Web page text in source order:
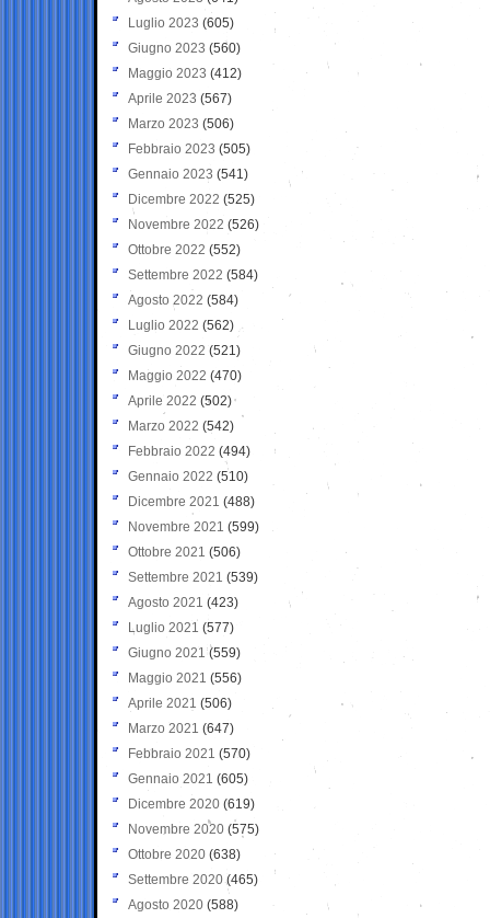
Luglio 2023 (605)
Giugno 2023 (560)
Maggio 2023 (412)
Aprile 2023 (567)
Marzo 2023 (506)
Febbraio 2023 (505)
Gennaio 2023 (541)
Dicembre 2022 (525)
Novembre 2022 (526)
Ottobre 2022 (552)
Settembre 2022 (584)
Agosto 2022 (584)
Luglio 2022 (562)
Giugno 2022 (521)
Maggio 2022 (470)
Aprile 2022 (502)
Marzo 2022 (542)
Febbraio 2022 (494)
Gennaio 2022 (510)
Dicembre 2021 (488)
Novembre 2021 (599)
Ottobre 2021 (506)
Settembre 2021 (539)
Agosto 2021 (423)
Luglio 2021 (577)
Giugno 2021(559)
Maggio 2021 (556)
Aprile 2021 (506)
Marzo 2021 (647)
Febbraio 2021 (570)
Gennaio 2021 (605)
Dicembre 2020 (619)
Novembre 2020 (575)
Ottobre 2020 (638)
Settembre 2020(465)
Agosto 2020 (588)